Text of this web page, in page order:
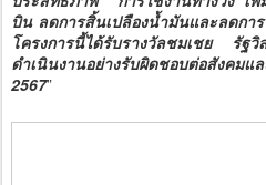
บิน ลดการสิ้นเปลืองน้ำมันและลดกา
โครงการนี้ได้รับรางวัลชมเชย รัฐ
ดำเนินงานอย่างรับผิดชอบต่อสังค
2567”